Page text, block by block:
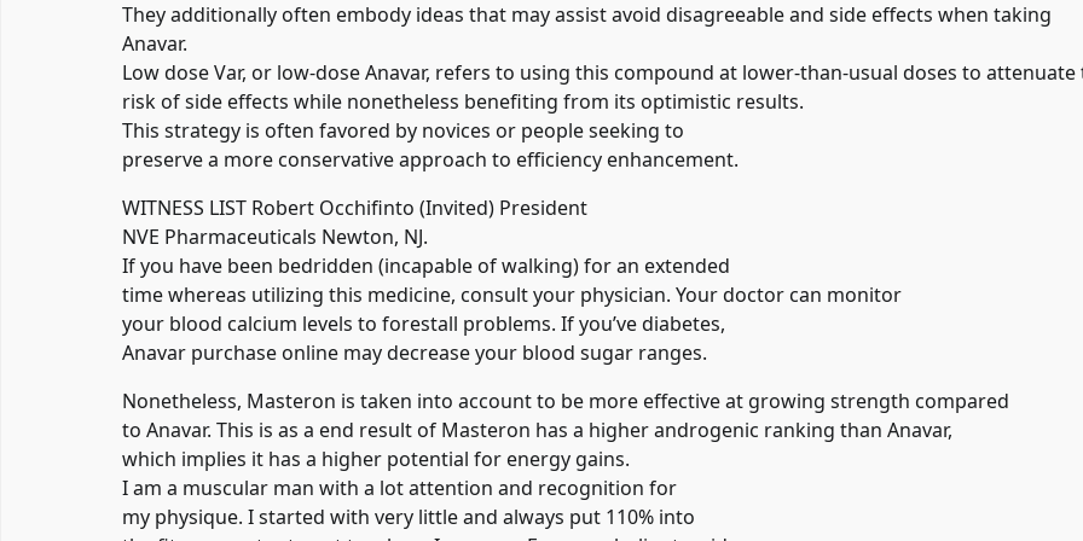
They additionally often embody ideas that may assist avoid disagreeable and side effects when taking
Anavar.
Low dose Var, or low-dose Anavar, refers to using this compound at lower-than-usual doses to attenuate
risk of side effects while nonetheless benefiting from its optimistic results.
This strategy is often favored by novices or people seeking to
preserve a more conservative approach to efficiency enhancement.
WITNESS LIST Robert Occhifinto (Invited) President
NVE Pharmaceuticals Newton, NJ.
If you have been bedridden (incapable of walking) for an extended
time whereas utilizing this medicine, consult your physician. Your doctor can monitor
your blood calcium levels to forestall problems. If you’ve diabetes,
Anavar purchase online may decrease your blood sugar ranges.
Nonetheless, Masteron is taken into account to be more effective at growing strength compared
to Anavar. This is as a end result of Masteron has a higher androgenic ranking than Anavar,
which implies it has a higher potential for energy gains.
I am a muscular man with a lot attention and recognition for
my physique. I started with very little and always put 110% into